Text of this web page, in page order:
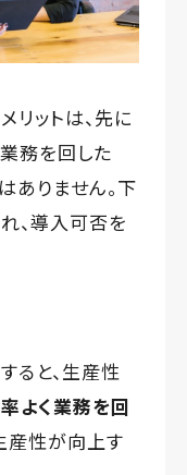
リットは、先に
務を回した
ありません。下
、導入可否を
ると、生産性
よく業務を回
産性が向上す